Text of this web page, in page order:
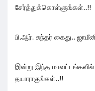
சேர்த்துக்கொள்ளுங்கள்..!!
பி.ஆர். சுந்தர் கைது..
இன்று இந்த மாவட்டங்களில்
தயாராகுங்கள்..!!